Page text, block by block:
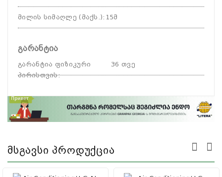
მილის სიმაღლე (მაქს.): 15მ
გარანტია
გარანტია ფიზიკური
პირისთვის:
36 თვე
Მსგავსი Პროდუქცია